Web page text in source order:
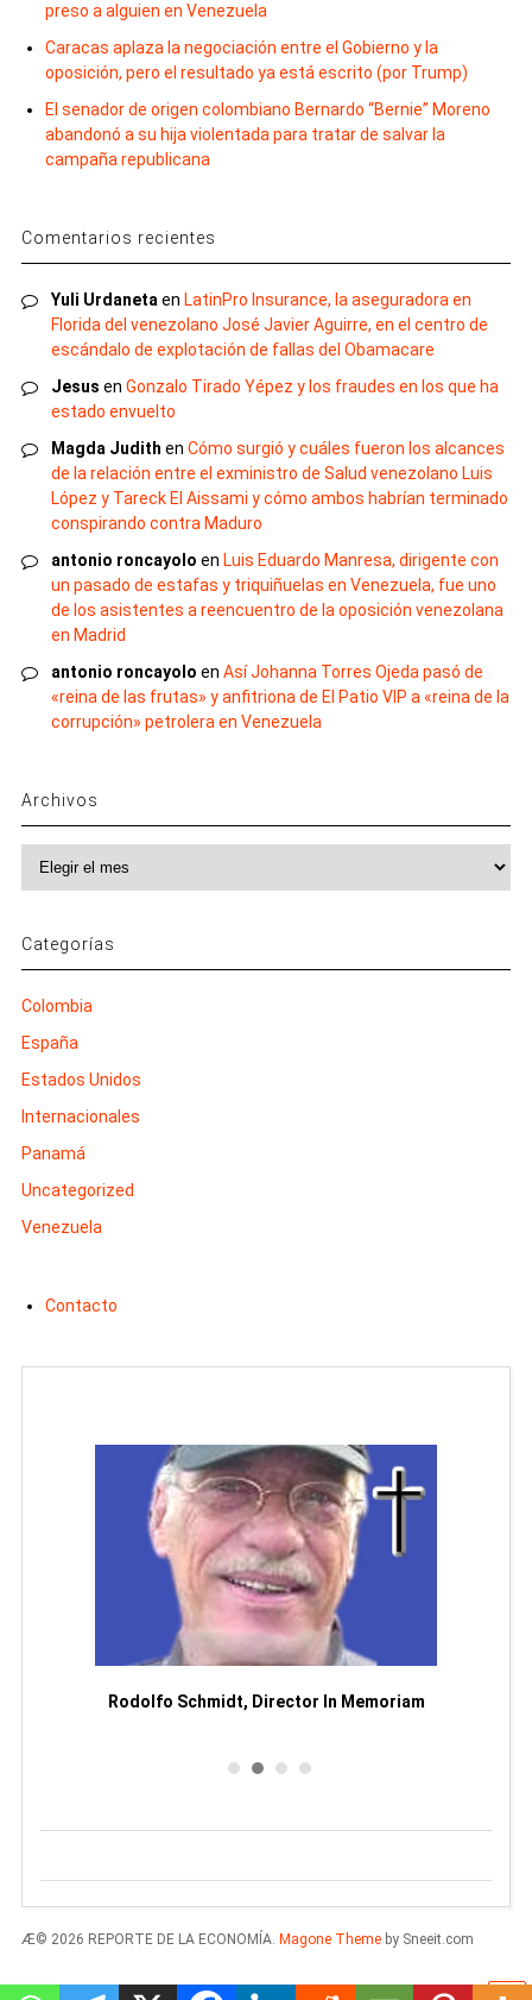
preso a alguien en Venezuela
Caracas aplaza la negociación entre el Gobierno y la
oposición, pero el resultado ya está escrito (por Trump)
El senador de origen colombiano Bernardo “Bernie” Moreno
abandonó a su hija violentada para tratar de salvar la
campaña republicana
Comentarios recientes
Yuli Urdanetaen LatinPro Insurance, la aseguradora en
Florida del venezolano José Javier Aguirre, en el centro de
escándalo de explotación de fallas del Obamacare
Jesus en Gonzalo Tirado Yépez y los fraudes en los que ha
estado envuelto
Magda Judith en Cómo surgió y cuáles fueron los alcances
de la relación entre el exministro de Salud venezolano Luis
López y Tareck El Aissami y cómo ambos habrían terminado
conspirando contra Maduro
antonio roncayolo en Luis Eduardo Manresa, dirigente con
un pasado de estafas y triquiñuelas en Venezuela, fue uno
de los asistentes a reencuentro de la oposición venezolana
en Madrid
antonio roncayolo en Así Johanna Torres Ojeda pasó de
«reina de las frutas» y anfitriona de El Patio VIP a «reina de la
corrupción» petrolera en Venezuela
Archivos
Archivos
Categorías
Colombia
España
Estados Unidos
Internacionales
Panamá
Uncategorized
Venezuela
Contacto
Rodolfo Schmidt, Director In Memoriam
Æ© 2026 REPORTE DE LA ECONOMÍA. Magone Themeby Sneeit.com